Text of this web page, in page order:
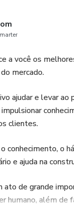
el sabor por el
inteligentes:
experto/a en
las mejores
Ahorrarás dinero
destinar
a você os
mercado.
ajudar e levar ao
clientes.
conhecimento, o
e ajuda na
ato de grande
humano, além de